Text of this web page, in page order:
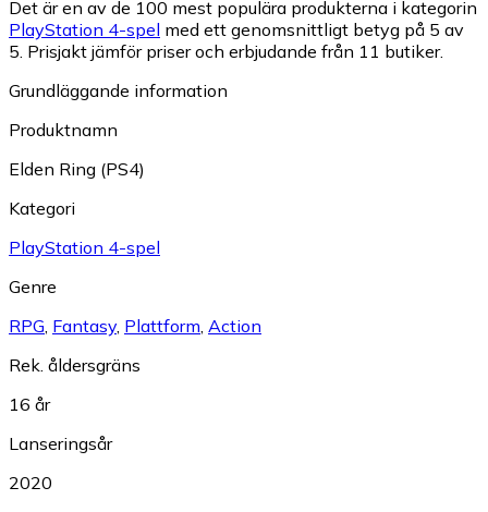
Det är en av de 100 mest populära produkterna i kategorin
PlayStation 4-spel med ett genomsnittligt betyg på 5 av
5. Prisjakt jämför priser och erbjudande från 11 butiker.
Grundläggande information
Produktnamn
Elden Ring (PS4)
Kategori
PlayStation 4-spel
Genre
RPG Fantasy, Plattform Action
Rek. åldersgräns
16 år
Lanseringsår
2020